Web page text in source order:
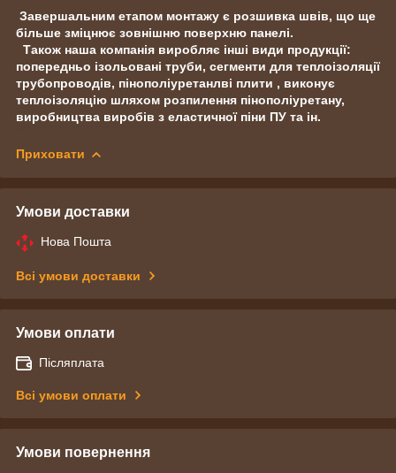
Завершальним етапом монтажу є розшивка швів, що ще
більше зміцнює зовнішню поверхню панелі.
Також наша компанія виробляє інші види продукції:
попередньо ізольовані труби, сегменти для теплоізоляції
трубопроводів, пінополіуретанлві плити , виконує
теплоізоляцію шляхом розпилення пінополіуретану,
виробництва виробів з еластичної піни ПУ та ін.
Приховати
Умови доставки
Нова Пошта
Всі умови доставки
Умови оплати
Післяплата
Всі умови оплати
Умови повернення